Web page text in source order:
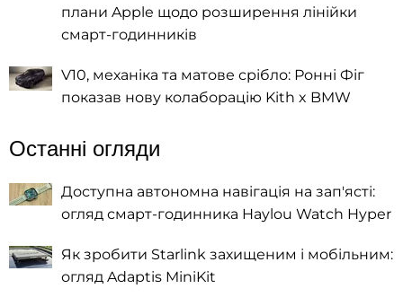
плани Apple щодо розширення лінійки
смарт-годинників
V10, механіка та матове срібло: Ронні Фіг
показав нову колаборацію Kith x BMW
Останні огляди
Доступна автономна навігація на зап'ясті:
огляд смарт-годинника Haylou Watch Hyper
Як зробити Starlink захищеним і мобільним:
огляд Adaptis MiniKit